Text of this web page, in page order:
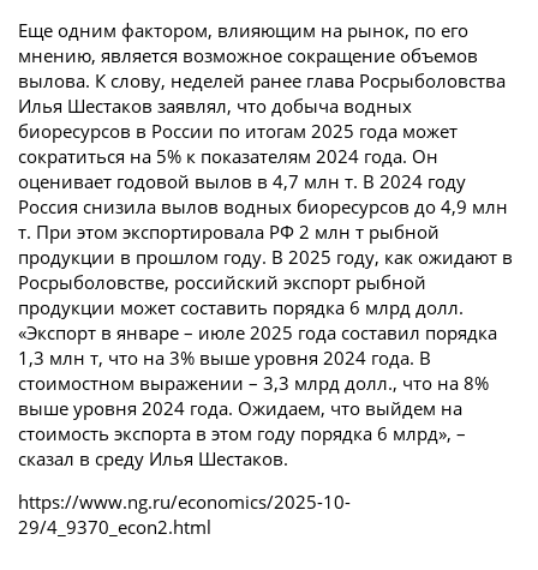
Еще одним фактором, влияющим на рынок, по его
мнению, является возможное сокращение объемов
вылова. К слову, неделей ранее глава Росрыболовства
Илья Шестаков заявлял, что добыча водных
биоресурсов в России по итогам 2025 года может
сократиться на 5% к показателям 2024 года. Он
оценивает годовой вылов в 4,7 млн т. В 2024 году
Россия снизила вылов водных биоресурсов до 4,9 млн
т. При этом экспортировала РФ 2 млн т рыбной
продукции в прошлом году. В 2025 году, как ожидают в
Росрыболовстве, российский экспорт рыбной
продукции может составить порядка 6 млрд долл.
«Экспорт в январе – июле 2025 года составил порядка
1,3 млн т, что на 3% выше уровня 2024 года. В
стоимостном выражении – 3,3 млрд долл., что на 8%
выше уровня 2024 года. Ожидаем, что выйдем на
стоимость экспорта в этом году порядка 6 млрд», –
сказал в среду Илья Шестаков.
https://www.ng.ru/economics/2025-10-
29/4_9370_econ2.html